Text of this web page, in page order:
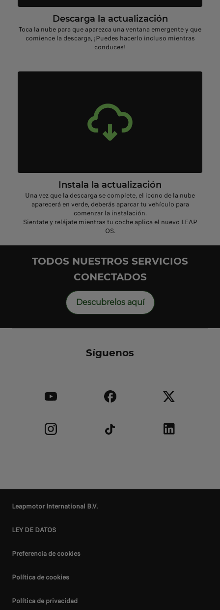
Descarga la actualización
Toca la nube para que aparezca una ventana emergente y que
comience la descarga, ¡Puedes hacerlo incluso mientras
conduces!
Instala la actualización
Una vez que la descarga se complete, el icono de la nube
aparecerá en verde, deberás aparcar tu vehículo para
comenzar la instalación.
Sientate y relájate mientras tu coche aplica el nuevo LEAP
OS.
TODOS NUESTROS SERVICIOS
CONECTADOS
Descubrelos aquí
Síguenos
Leapmotor International B.V.
LEY DE DATOS
Preferencia de cookies
Política de cookies
Política de privacidad